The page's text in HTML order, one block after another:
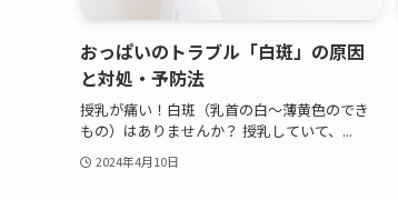
おっぱいのトラブル「白斑」の原因
と対処・予防法
授乳が痛い！白斑（乳首の白～薄黄色のでき
もの）はありませんか？ 授乳していて、...
2024年4月10日